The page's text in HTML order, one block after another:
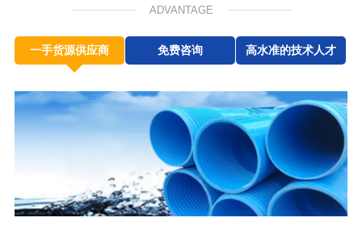
ADVANTAGE
一手货源供应商 免费咨询 高水准的技术人才